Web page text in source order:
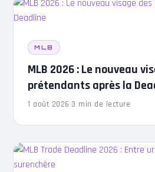
MLB
MLB 2026 : Le nouveau
prétendants après la
1 août 2026·3 min de lecture